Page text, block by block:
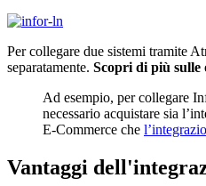
Per collegare due sistemi tramite
separatamente. Scopri di più sulle
Ad esempio, per collegare
necessario acquistare sia
E-Commerce che
Vantaggi